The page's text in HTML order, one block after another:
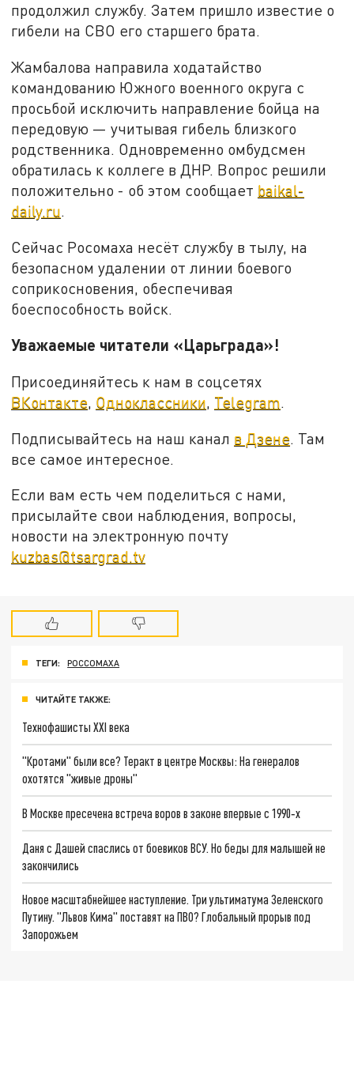
продолжил службу. Затем пришло известие о
гибели на СВО его старшего брата.
Жамбалова направила ходатайство
командованию Южного военного округа с
просьбой исключить направление бойца на
передовую — учитывая гибель близкого
родственника. Одновременно омбудсмен
обратилась к коллеге в ДНР. Вопрос решили
положительно - об этом сообщает baikal-
daily.ru.
Сейчас Росомаха несёт службу в тылу, на
безопасном удалении от линии боевого
соприкосновения, обеспечивая
боеспособность войск.
Уважаемые читатели «Царьграда»!
Присоединяйтесь к нам в соцсетях
ВКонтакте, Одноклассники, Telegram.
Подписывайтесь на наш канал в Дзене. Там
все самое интересное.
Если вам есть чем поделиться с нами,
присылайте свои наблюдения, вопросы,
новости на электронную почту
kuzbas@tsargrad.tv
ТЕГИ: РОССОМАХА
ЧИТАЙТЕ ТАКЖЕ:
Технофашисты XXI века
"Кротами" были все? Теракт в центре Москвы: На генералов
охотятся "живые дроны"
В Москве пресечена встреча воров в законе впервые с 1990‑х
Даня с Дашей спаслись от боевиков ВСУ. Но беды для малышей не
закончились
Новое масштабнейшее наступление. Три ультиматума Зеленского
Путину. "Львов Кима" поставят на ПВО? Глобальный прорыв под
Запорожьем